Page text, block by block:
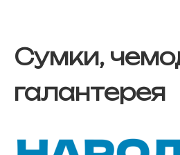
Сумки,
галантерея